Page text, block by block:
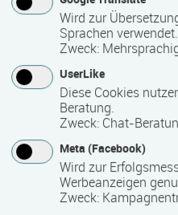
Leitungstätigkeiten gem. §
Voraussichtliche Dauer
12 Monat(e)
Termin
05.11.2025 - 04.11.2026
weitere Termine auf Anfrage
Wird zur
Sprachen verwendet.
Zweck:
UserLike
Diese Cookies
Beratung.
Zweck: Chat-
Meta (Facebook)
Wird zur
Werbeanzeigen
Zweck: